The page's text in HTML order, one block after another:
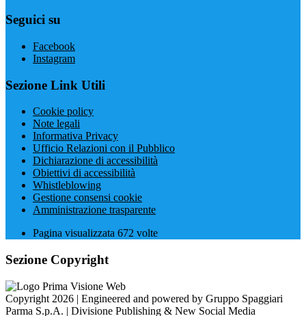
Seguici su
Facebook
Instagram
Sezione Link Utili
Cookie policy
Note legali
Informativa Privacy
Ufficio Relazioni con il Pubblico
Dichiarazione di accessibilità
Obiettivi di accessibilità
Whistleblowing
Gestione consensi cookie
Amministrazione trasparente
Pagina visualizzata 672 volte
Sezione Copyright
Copyright 2026 | Engineered and powered by Gruppo Spaggiari
Parma S.p.A. | Divisione Publishing & New Social Media